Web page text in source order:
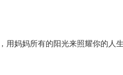
用妈妈所有的阳光来照耀你的人